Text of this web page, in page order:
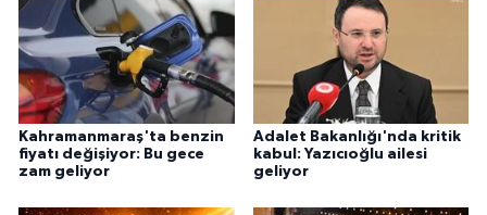
Kahramanmaraş'ta benzin
fiyatı değişiyor: Bu gece
zam geliyor
Adalet Bakanlığı'nda kritik
kabul: Yazıcıoğlu ailesi
geliyor